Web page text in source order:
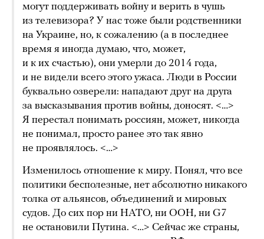
могут поддерживать войну и верить в чушь
из телевизора? У нас тоже были родственники
на Украине, но, к сожалению (а в последнее
время я иногда думаю, что, может,
и к их счастью), они умерли до 2014 года,
и не видели всего этого ужаса. Люди в России
буквально озверели: нападают друг на друга
за высказывания против войны, доносят. <…>
Я перестал понимать россиян, может, никогда
не понимал, просто ранее это так явно
не проявлялось. <…>
Изменилось отношение к миру. Понял, что все
политики бесполезные, нет абсолютно никакого
толка от альянсов, объединений и мировых
судов. До сих пор ни НАТО, ни ООН, ни G7
не остановили Путина. <…> Сейчас же страны,